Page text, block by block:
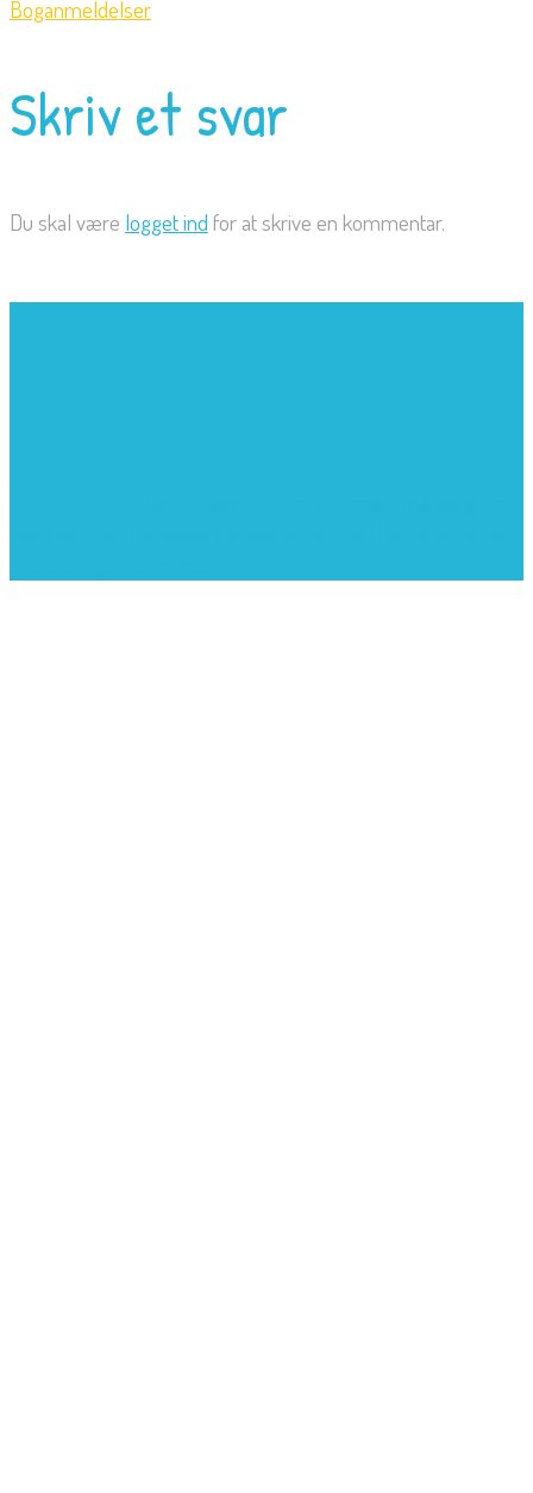
Boganmeldelser
Skriv et svar
Du skal være logget ind for at skrive en kommentar.